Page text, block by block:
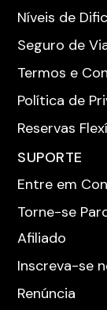
Níveis de
Seguro de
Termos e
Política de
Reservas
SUPORTE
Entre em
Torne-se
Afiliado
Inscreva-se
Renúncia